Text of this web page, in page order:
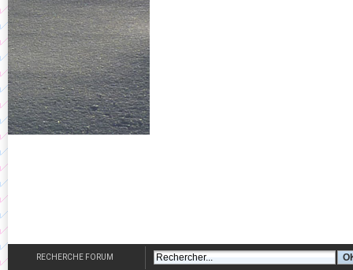
RECHERCHE FORUM